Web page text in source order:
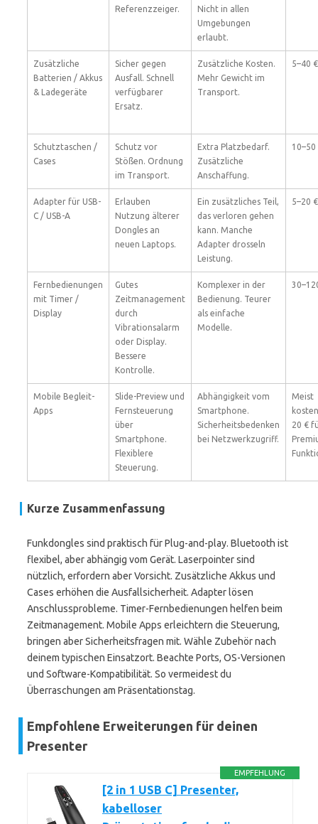
Referenzzeiger.
Nicht in allen
Umgebungen
erlaubt.
Zusätzliche
Batterien / Akkus
& Ladegeräte
Sicher gegen
Ausfall. Schnell
verfügbarer
Ersatz.
Zusätzliche Kosten.
Mehr Gewicht im
Transport.
5–40 €
Schutztaschen /
Cases
Schutz vor
Stößen. Ordnung
im Transport.
Extra Platzbedarf.
Zusätzliche
Anschaffung.
10–50
Adapter für USB-
C / USB-A
Erlauben
Nutzung älterer
Dongles an
neuen Laptops.
Ein zusätzliches Teil,
das verloren gehen
kann. Manche
Adapter drosseln
Leistung.
5–20 €
Fernbedienungen
mit Timer /
Display
Gutes
Zeitmanagement
durch
Vibrationsalarm
oder Display.
Bessere
Kontrolle.
Komplexer in der
Bedienung. Teurer
als einfache
Modelle.
Mobile Begleit-
Apps
Slide-Preview und
Fernsteuerung
über
Smartphone.
Flexiblere
Steuerung.
Abhängigkeit vom
Smartphone.
Sicherheitsbedenken
bei Netzwerkzugriff.
Meist
20 €
Kurze Zusammenfassung
Funkdongles sind praktisch für Plug-and-play. Bluetooth ist
flexibel, aber abhängig vom Gerät. Laserpointer sind
nützlich, erfordern aber Vorsicht. Zusätzliche Akkus und
Cases erhöhen die Ausfallsicherheit. Adapter lösen
Anschlussprobleme. Timer-Fernbedienungen helfen beim
Zeitmanagement. Mobile Apps erleichtern die Steuerung,
bringen aber Sicherheitsfragen mit. Wähle Zubehör nach
deinem typischen Einsatzort. Beachte Ports, OS-Versionen
und Software-Kompatibilität. So vermeidest du
Überraschungen am Präsentationstag.
Empfohlene Erweiterungen für deinen
Presenter
EMPFEHLUNG
[2 in 1 USB C] Presenter,
kabelloser